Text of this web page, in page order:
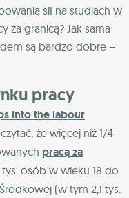
sił na studiach w
za granicą? Jak sama
są bardzo dobre –
pracy
into the labour
że więcej niż 1/4
pracą za
tys. osób w wieku 18 do
(w tym 2,1 tys.